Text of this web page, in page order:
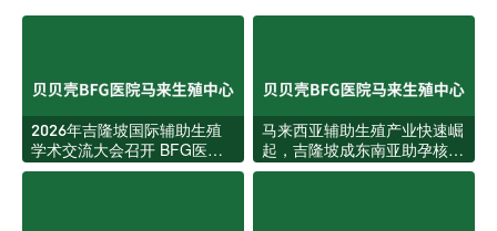
2026年吉隆坡国际辅助生殖
学术交流大会召开 BFG医院
分享中文家庭全周期服务模式
马来西亚辅助生殖产业快速崛
起，吉隆坡成东南亚助孕核心
枢纽